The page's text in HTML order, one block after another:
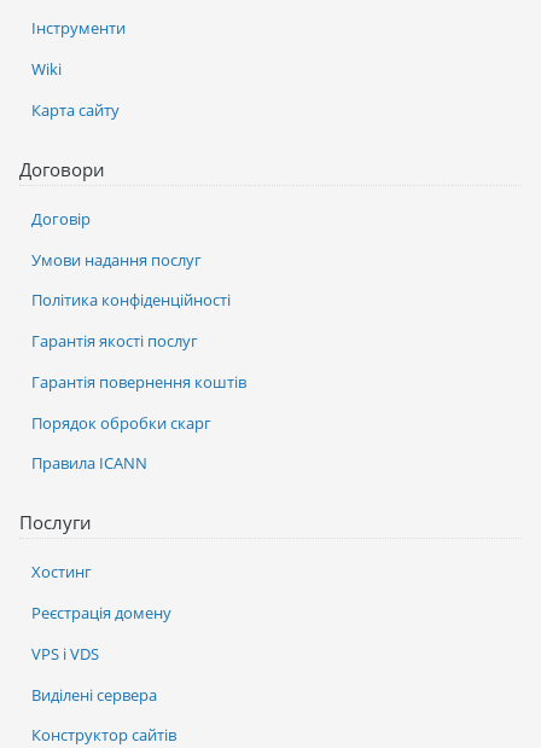
Послуги
Хостинг
Реєстрація домену
VPS і VDS
Виділені сервера
Конструктор сайтів
Інструменти
Wiki
Карта сайту
Договори
Договір
Умови надання послуг
Політика конфіденційності
Гарантія якості послуг
Гарантія повернення коштів
Порядок обробки скарг
Правила ICANN